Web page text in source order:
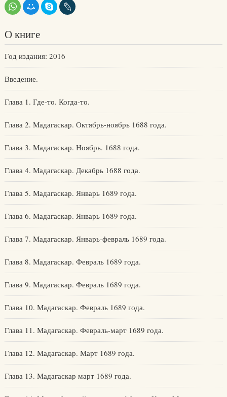
О книге
Год издания: 2016
Введение.
Глава 1. Где-то. Когда-то.
Глава 2. Мадагаскар. Октябрь-ноябрь 1688 года.
Глава 3. Мадагаскар. Ноябрь. 1688 года.
Глава 4. Мадагаскар. Декабрь 1688 года.
Глава 5. Мадагаскар. Январь 1689 года.
Глава 6. Мадагаскар. Январь 1689 года.
Глава 7. Мадагаскар. Январь-февраль 1689 года.
Глава 8. Мадагаскар. Февраль 1689 года.
Глава 9. Мадагаскар. Февраль 1689 года.
Глава 10. Мадагаскар. Февраль 1689 года.
Глава 11. Мадагаскар. Февраль-март 1689 года.
Глава 12. Мадагаскар. Март 1689 года.
Глава 13. Мадагаскар март 1689 года.